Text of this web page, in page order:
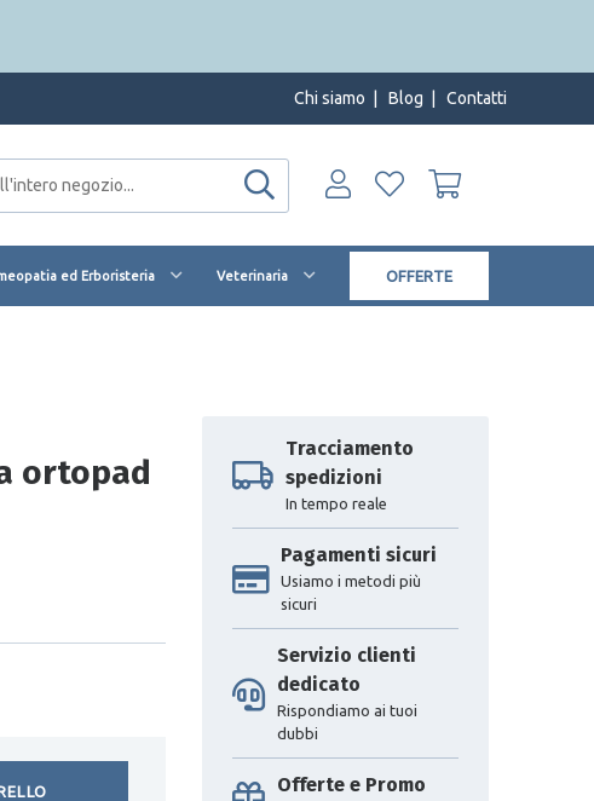
Chi siamo Blog Contatti
ed Erboristeria Veterinaria OFFERTE
ortopad
Tracciamento
spedizioni
In tempo reale
Pagamenti sicuri
Usiamo i metodi più
sicuri
Servizio clienti
dedicato
Rispondiamo ai tuoi
dubbi
Offerte e Promo